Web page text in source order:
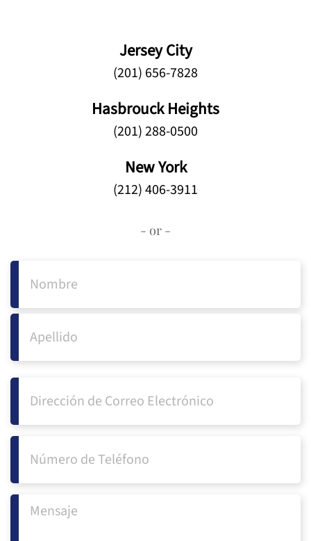
Jersey City
(201) 656-7828
Hasbrouck Heights
(201) 288-0500
New York
(212) 406-3911
- or -
Name
(Required)
First
Email
Phone
(Required)
Untitled
(Required)